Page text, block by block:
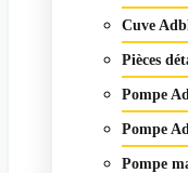
Cuve
Pièces
Pompe
Pompe
Pompe